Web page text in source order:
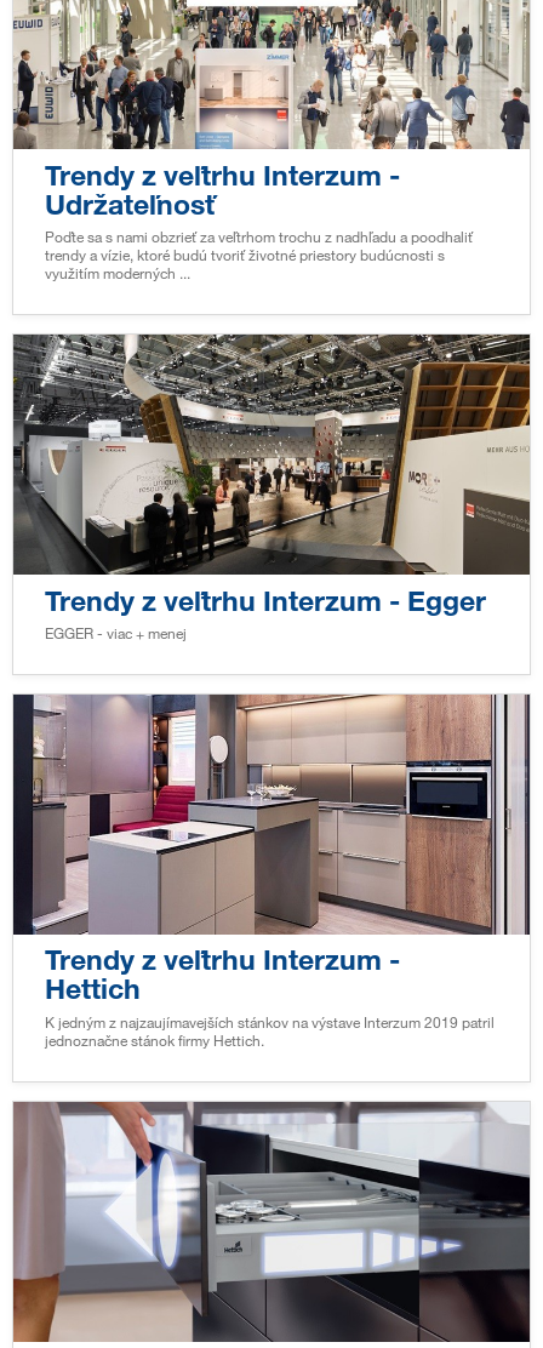
Trendy z veľtrhu Interzum -
Udržateľnosť
Poďte sa s nami obzrieť za veľtrhom trochu z nadhľadu a poodhaliť
trendy a vízie, ktoré budú tvoriť životné priestory budúcnosti s
využitím moderných ...
Trendy z veľtrhu Interzum - Egger
EGGER - viac + menej
Trendy z veľtrhu Interzum -
Hettich
K jedným z najzaujímavejších stánkov na výstave Interzum 2019 patril
jednoznačne stánok firmy Hettich.